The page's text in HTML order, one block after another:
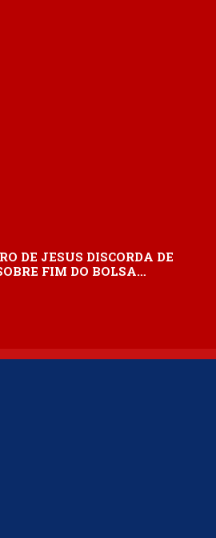
DE JESUS DISCORDA DE
FIM DO BOLSA…